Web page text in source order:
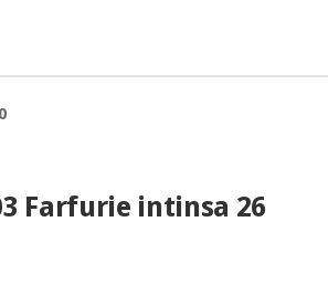
Farfurie intinsa 26